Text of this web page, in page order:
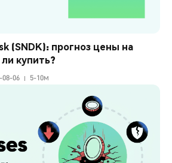
(SNDK): прогноз цены на
купить?
08-06 5-10м